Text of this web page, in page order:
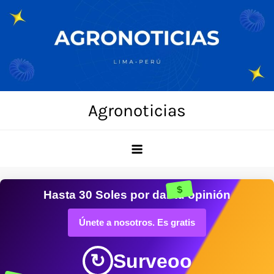
Skip
Agronoticias
$
Hasta 30 Soles por dar tu opinión
Únete a nosotros. Es gratis
↻ Surveoo